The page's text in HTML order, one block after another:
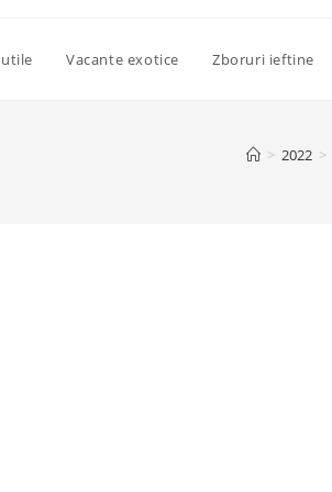
Vacante exotice Zboruri ieftine
> 2022 >